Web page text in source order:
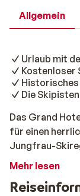
Allgemein
Urlaub mit
Kostenloser
Die
Das Grand
für einen
Jungfrau-
ideal für
und dem
Mehr lesen